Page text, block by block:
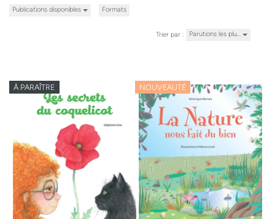
Publications disponibles Formats
Trier par : Parutions les plu…
À PARAÎTRE NOUVEAUTÉ